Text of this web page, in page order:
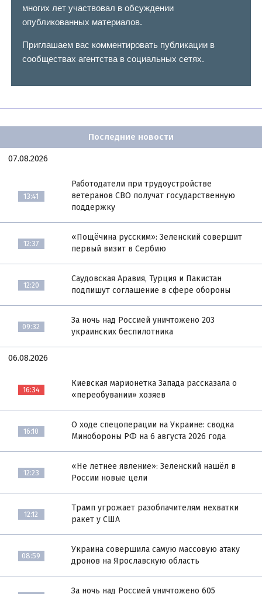
многих лет участвовал в обсуждении
опубликованных материалов.
Приглашаем вас комментировать публикации в
сообществах агентства в социальных сетях.
Последние новости
07.08.2026
13:41
Работодатели при трудоустройстве
ветеранов СВО получат государственную
поддержку
12:37
«Пощёчина русским»: Зеленский совершит
первый визит в Сербию
12:20
Саудовская Аравия, Турция и Пакистан
подпишут соглашение в сфере обороны
09:32
За ночь над Россией уничтожено 203
украинских беспилотника
06.08.2026
16:34
Киевская марионетка Запада рассказала о
«переобувании» хозяев
16:10
О ходе спецоперации на Украине: сводка
Минобороны РФ на 6 августа 2026 года
12:23
«Не летнее явление»: Зеленский нашёл в
России новые цели
12:12
Трамп угрожает разоблачителям нехватки
ракет у США
08:59
Украина совершила самую массовую атаку
дронов на Ярославскую область
За ночь над Россией уничтожено 605